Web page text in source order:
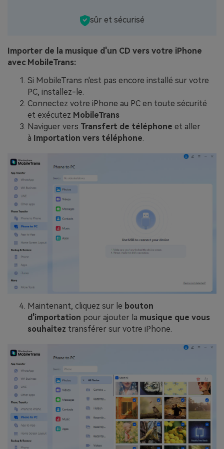
sûr et sécurisé
Importer de la musique d'un CD vers votre iPhone
avec MobileTrans:
Si MobileTrans n'est pas encore installé sur votre
PC, installez-le.
Connectez votre iPhone au PC en toute sécurité
et exécutez MobileTrans
Naviguer vers Transfert de téléphone et aller
à Importation vers téléphone.
Maintenant, cliquez sur le bouton
d'importation pour ajouter la musique que vous
souhaitez transférer sur votre iPhone.